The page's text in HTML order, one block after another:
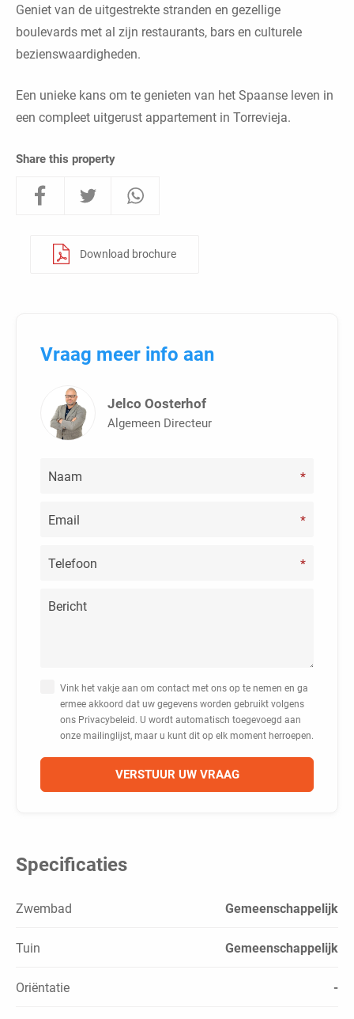
Geniet van de uitgestrekte stranden en gezellige
boulevards met al zijn restaurants, bars en culturele
bezienswaardigheden.
Een unieke kans om te genieten van het Spaanse leven in
een compleet uitgerust appartement in Torrevieja.
Share this property
Download brochure
Vraag meer info aan
Jelco Oosterhof
Algemeen Directeur
*
*
*
Vink het vakje aan om contact met ons op te nemen en ga
ermee akkoord dat uw gegevens worden gebruikt volgens
ons Privacybeleid. U wordt automatisch toegevoegd aan
onze mailinglijst, maar u kunt dit op elk moment herroepen.
Specificaties
Zwembad Gemeenschappelijk
Tuin Gemeenschappelijk
Oriëntatie -